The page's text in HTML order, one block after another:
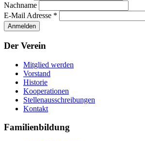
Nachname
E-Mail Adresse *
Der Verein
Mitglied werden
Vorstand
Historie
Kooperationen
Stellenausschreibungen
Kontakt
Familienbildung